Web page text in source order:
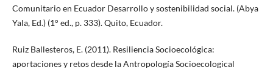
Comunitario en Ecuador Desarrollo y sostenibilidad social. (Abya
Yala, Ed.) (1° ed., p. 333). Quito, Ecuador.
Ruiz Ballesteros, E. (2011). Resiliencia Socioecológica:
aportaciones y retos desde la Antropología Socioecological